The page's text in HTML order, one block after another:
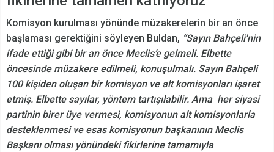
Komisyon kurulması yönünde müzakerelerin bir an önce
başlaması gerektiğini söyleyen Buldan, “Sayın Bahçeli'nin
ifade ettiği gibi bir an önce Meclis’e gelmeli. Elbette
öncesinde müzakere edilmeli, konuşulmalı. Sayın Bahçeli
100 kişiden oluşan bir komisyon ve alt komisyonları işaret
etmiş. Elbette sayılar, yöntem tartışılabilir. Ama her siyasi
partinin birer üye vermesi, komisyonun alt komisyonlarla
desteklenmesi ve esas komisyonun başkanının Meclis
Başkanı olması yönündeki fikirlerine tamamıyla